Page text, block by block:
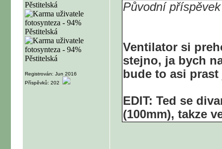
Registrován: Jun 2016
Příspěvků: 202
Původní
Ventilator si
stejno, ja bych
bude to asi
EDIT: Ted se
(100mm), takze